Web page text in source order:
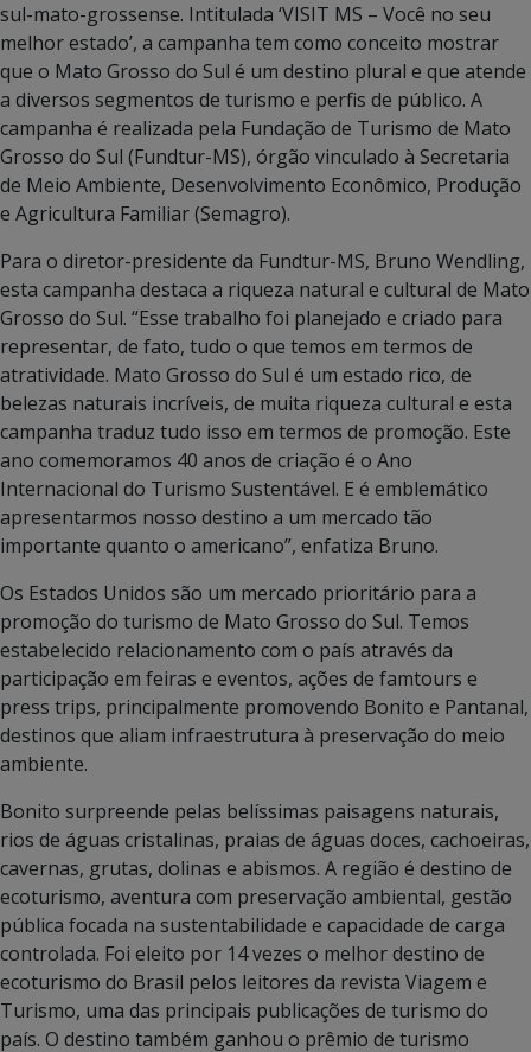
sul-mato-grossense. Intitulada ‘VISIT MS – Você no seu
melhor estado’, a campanha tem como conceito mostrar
que o Mato Grosso do Sul é um destino plural e que atende
a diversos segmentos de turismo e perfis de público. A
campanha é realizada pela Fundação de Turismo de Mato
Grosso do Sul (Fundtur-MS), órgão vinculado à Secretaria
de Meio Ambiente, Desenvolvimento Econômico, Produção
e Agricultura Familiar (Semagro).
Para o diretor-presidente da Fundtur-MS, Bruno Wendling,
esta campanha destaca a riqueza natural e cultural de Mato
Grosso do Sul. “Esse trabalho foi planejado e criado para
representar, de fato, tudo o que temos em termos de
atratividade. Mato Grosso do Sul é um estado rico, de
belezas naturais incríveis, de muita riqueza cultural e esta
campanha traduz tudo isso em termos de promoção. Este
ano comemoramos 40 anos de criação é o Ano
Internacional do Turismo Sustentável. E é emblemático
apresentarmos nosso destino a um mercado tão
importante quanto o americano”, enfatiza Bruno.
Os Estados Unidos são um mercado prioritário para a
promoção do turismo de Mato Grosso do Sul. Temos
estabelecido relacionamento com o país através da
participação em feiras e eventos, ações de famtours e
press trips, principalmente promovendo Bonito e Pantanal,
destinos que aliam infraestrutura à preservação do meio
ambiente.
Bonito surpreende pelas belíssimas paisagens naturais,
rios de águas cristalinas, praias de águas doces, cachoeiras,
cavernas, grutas, dolinas e abismos. A região é destino de
ecoturismo, aventura com preservação ambiental, gestão
pública focada na sustentabilidade e capacidade de carga
controlada. Foi eleito por 14 vezes o melhor destino de
ecoturismo do Brasil pelos leitores da revista Viagem e
Turismo, uma das principais publicações de turismo do
país. O destino também ganhou o prêmio de turismo